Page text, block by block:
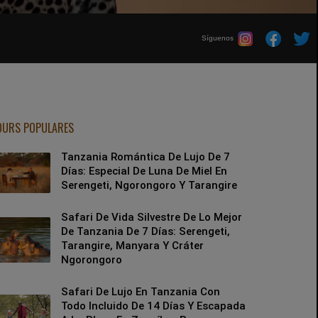
Síguenos
POPULARES
Tanzania Romántica De Lujo De 7
Días: Especial De Luna De Miel En
Serengeti, Ngorongoro Y Tarangire
Safari De Vida Silvestre De Lo Mejor
De Tanzania De 7 Días: Serengeti,
Tarangire, Manyara Y Cráter
Ngorongoro
Safari De Lujo En Tanzania Con
Todo Incluido De 14 Días Y Escapada